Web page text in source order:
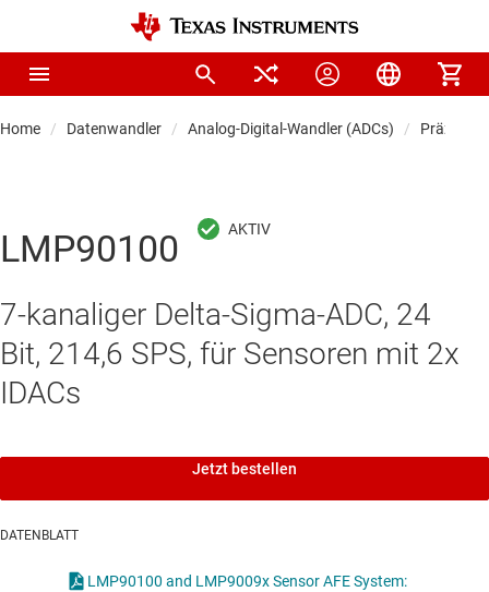
Home Datenwandler Analog-Digital-Wandler (ADCs)
LMP90100
7-kanaliger Delta-Sigma-ADC, 24
Bit, 214,6 SPS, für Sensoren mit 2x
IDACs
Jetzt bestellen
DATENBLATT
LMP90100 and LMP9009x Sensor AFE System: